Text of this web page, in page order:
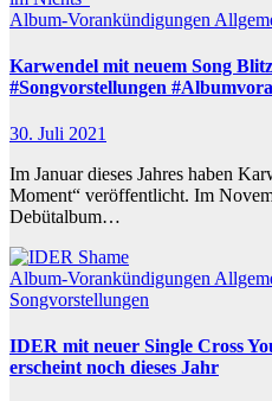
Album-Vorankündigungen
Karwendel mit neuem Song
#Songvorstellungen
30. Juli 2021
Im Januar dieses Jahres haben
Moment“ veröffentlicht. Im
Debütalbum…
Album-Vorankündigungen
Songvorstellungen
IDER mit neuer Single Cross
erscheint noch dieses Jahr